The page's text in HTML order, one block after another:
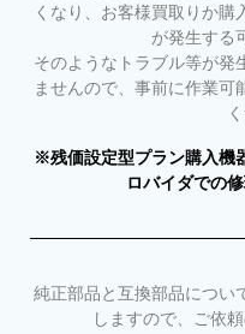
くなり、お客様買取りか購
が発生する
そのようなトラブル等が発
ませんので、事前に作業可
※残価設定型プラン購入機
ロバイダでの
純正部品と互換部品につい
しますので、ご依